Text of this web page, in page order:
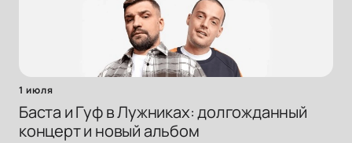
1 июля
Баста и Гуф в Лужниках: долгожданный
концерт и новый альбом